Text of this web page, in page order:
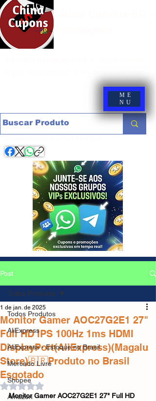
ME
NU
Post
Todos Produtos
AliExpress
AliExpress - Estoque no Brasil
Mercado Livre
Shopee
Amazon
Todos Produtos
Monitor Gamer AOC27G2E1 27"
Full HD IPS 100Hz 1ms HDMI
DisplayPort(AliExpress)(Magalu
Store)🇧🇷Produto no Brasil
Esgotado
1 de jan. de 2025
Avaliado com NaN de 5 estrelas.
Monitor Gamer AOC27G2E1 27" Full HD